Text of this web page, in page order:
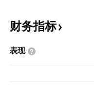
财务指标
表现